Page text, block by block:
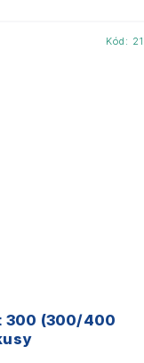
300 (300/400
Kód: